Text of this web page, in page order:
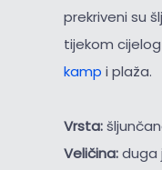
prekriveni su
tijekom
kamp i plaža.
Vrsta:
Veličina:duga